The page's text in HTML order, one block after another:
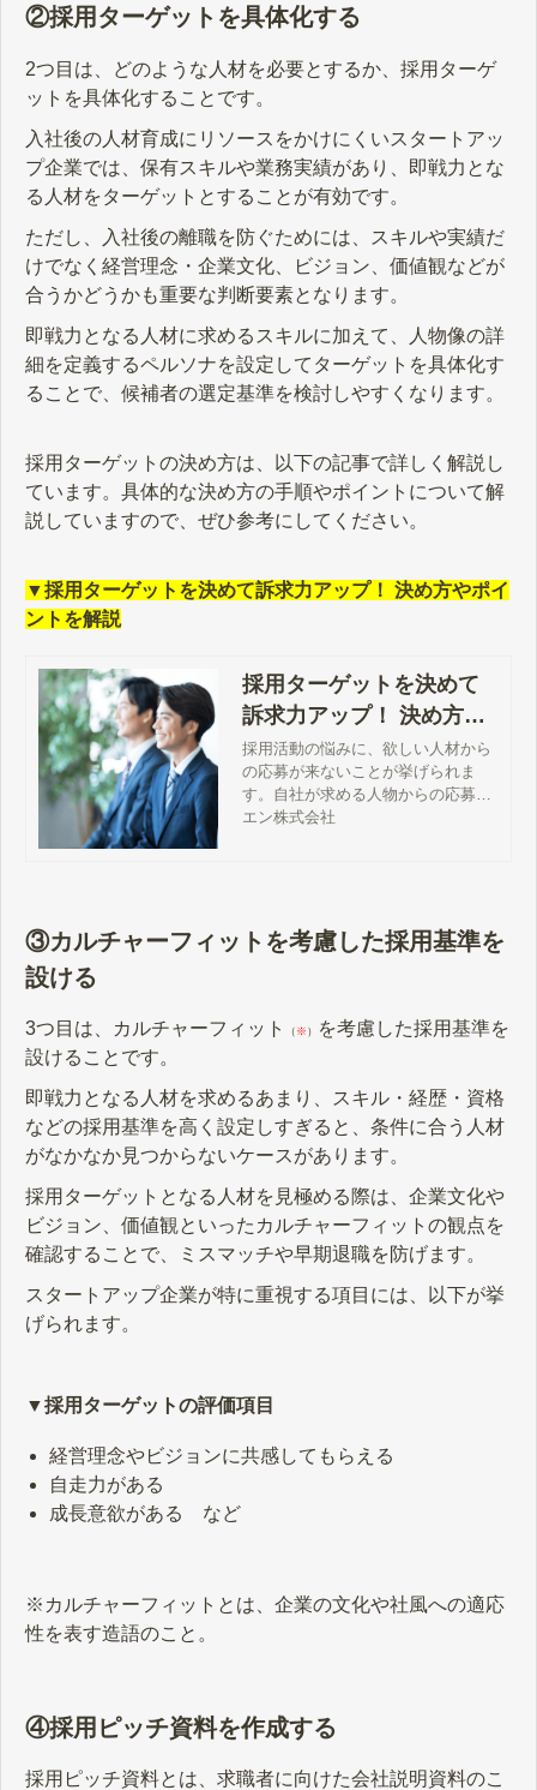
②採用ターゲットを具体化する
2つ目は、どのような人材を必要とするか、採用ターゲ
ットを具体化することです。
入社後の人材育成にリソースをかけにくいスタートアッ
プ企業では、保有スキルや業務実績があり、即戦力とな
る人材をターゲットとすることが有効です。
ただし、入社後の離職を防ぐためには、スキルや実績だ
けでなく経営理念・企業文化、ビジョン、価値観などが
合うかどうかも重要な判断要素となります。
即戦力となる人材に求めるスキルに加えて、人物像の詳
細を定義するペルソナを設定してターゲットを具体化す
ることで、候補者の選定基準を検討しやすくなります。
採用ターゲットの決め方は、以下の記事で詳しく解説し
ています。具体的な決め方の手順やポイントについて解
説していますので、ぜひ参考にしてください。
▼採用ターゲットを決めて訴求力アップ！ 決め方やポイ
ントを解説
採用ターゲットを決めて
訴求力アップ！ 決め方や
ポイントを解説
採用活動の悩みに、欲しい人材から
の応募が来ないことが挙げられま
す。自社が求める人物からの応募に
つなげるためには、採用ターゲット
ます。
エン株式会社
③カルチャーフィットを考慮した採用基準を
設ける
3つ目は、カルチャーフィット （ ※ ）
を考慮した採用基準を
設けることです。
即戦力となる人材を求めるあまり、スキル・経歴・資格
などの採用基準を高く設定しすぎると、条件に合う人材
がなかなか見つからないケースがあります。
採用ターゲットとなる人材を見極める際は、企業文化や
ビジョン、価値観といったカルチャーフィットの観点を
確認することで、ミスマッチや早期退職を防げます。
スタートアップ企業が特に重視する項目には、以下が挙
げられます。
▼採用ターゲットの評価項目
経営理念やビジョンに共感してもらえる
自走力がある
成長意欲がある など
※カルチャーフィットとは、企業の文化や社風への適応
性を表す造語のこと。
④採用ピッチ資料を作成する
採用ピッチ資料とは、求職者に向けた会社説明資料のこ